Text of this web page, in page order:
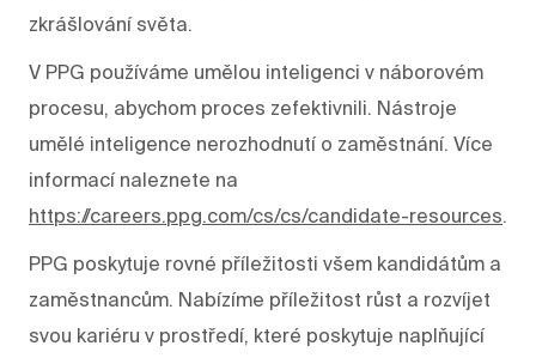
zkrášlování světa.
V PPG používáme umělou inteligenci v náborovém
procesu, abychom proces zefektivnili. Nástroje
umělé inteligence nerozhodnutí o zaměstnání. Více
informací naleznete na
https://careers.ppg.com/cs/cs/candidate-resources.
PPG poskytuje rovné příležitosti všem kandidátům a
zaměstnancům. Nabízíme příležitost růst a rozvíjet
svou kariéru v prostředí, které poskytuje naplňující